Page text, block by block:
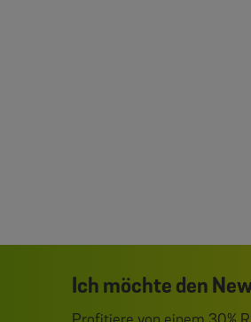
Ich möchte den